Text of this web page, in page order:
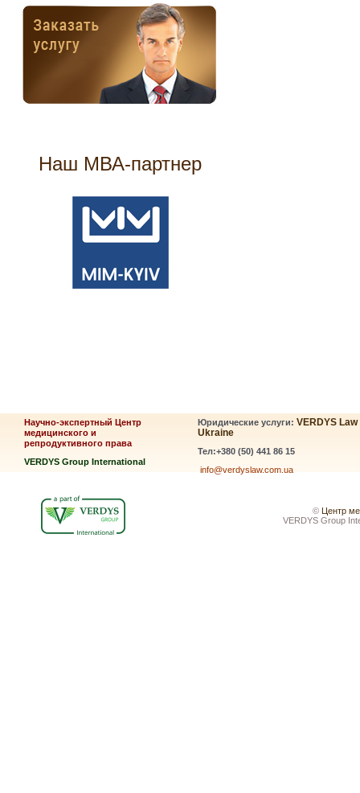
Наш МВА-партнер
Научно-экспертный Центр
медицинского и
репродуктивного права
VERDYS Group International
Юридические услуги: VERDYS Law
Ukraine
Тел:+380 (50) 441 86 15
info@verdyslaw.com.ua
© Центр
VERDYS Group